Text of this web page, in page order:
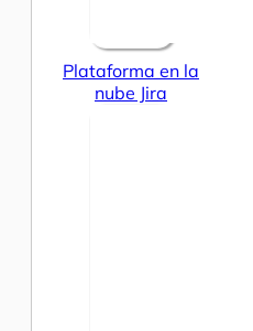
Plataforma en la
nube Jira